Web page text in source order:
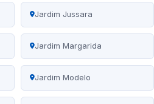
Jardim Jussara
Jardim Margarida
Jardim Modelo